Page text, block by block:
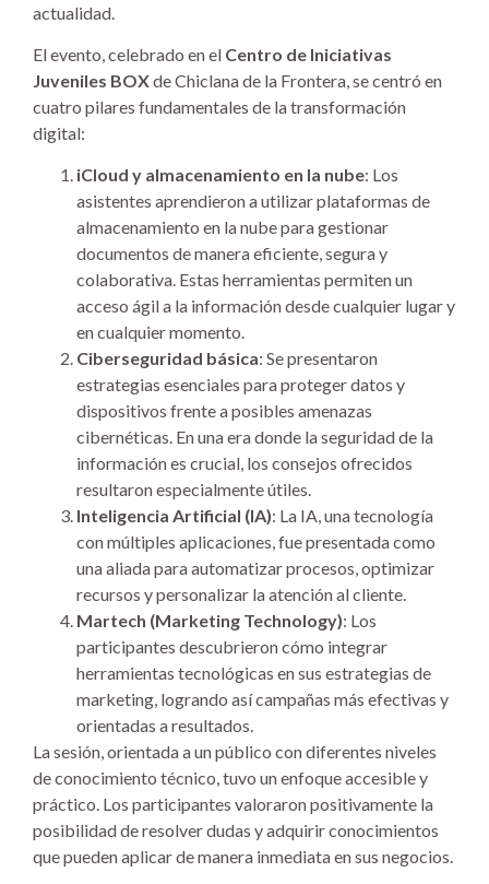
actualidad.
El evento, celebrado en el Centro de Iniciativas
Juveniles BOXde Chiclana de la Frontera, se centró en
cuatro pilares fundamentales de la transformación
digital:
iCloud y almacenamiento en la nube: Los
asistentes aprendieron a utilizar plataformas de
almacenamiento en la nube para gestionar
documentos de manera eficiente, segura y
colaborativa. Estas herramientas permiten un
acceso ágil a la información desde cualquier lugar y
en cualquier momento.
Ciberseguridad básica: Se presentaron
estrategias esenciales para proteger datos y
dispositivos frente a posibles amenazas
cibernéticas. En una era donde la seguridad de la
información es crucial, los consejos ofrecidos
resultaron especialmente útiles.
Inteligencia Artificial (IA): La IA, una tecnología
con múltiples aplicaciones, fue presentada como
una aliada para automatizar procesos, optimizar
recursos y personalizar la atención al cliente.
Martech (Marketing Technology): Los
participantes descubrieron cómo integrar
herramientas tecnológicas en sus estrategias de
marketing, logrando así campañas más efectivas y
orientadas a resultados.
La sesión, orientada a un público con diferentes niveles
de conocimiento técnico, tuvo un enfoque accesible y
práctico. Los participantes valoraron positivamente la
posibilidad de resolver dudas y adquirir conocimientos
que pueden aplicar de manera inmediata en sus negocios.